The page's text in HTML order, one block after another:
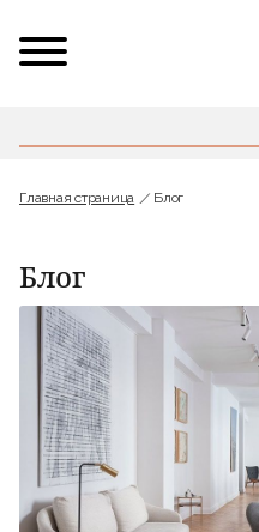
Главная страница Блог
Блог